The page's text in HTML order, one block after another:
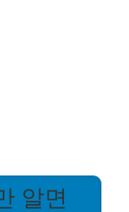
알면